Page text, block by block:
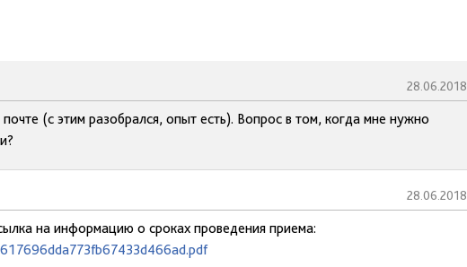
28.06.2018
(с этим разобрался, опыт есть). Вопрос в том, когда мне нужно
28.06.2018
на информацию о сроках проведения приема: